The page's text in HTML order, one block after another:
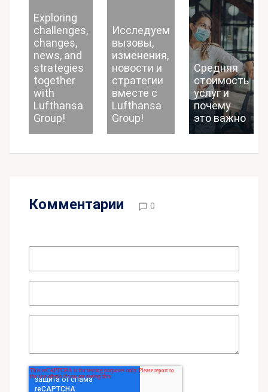
Exploring
challenges,
changes,
news, and
strategies
together
with
Lufthansa
Group!
Исследуем
вызовы,
изменения,
новости и
стратегии
вместе с
Lufthansa
Group!
Средняя
стоимость
услуг и
почему
это важно
Комментарии 0